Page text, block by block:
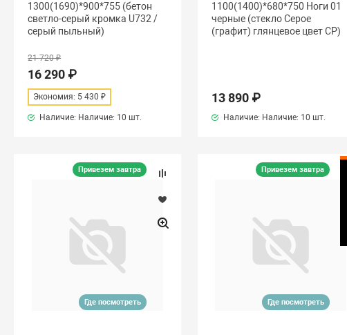
1300(1690)*900*755 (бетон
светло-серый кромка U732 /
серый пыльный)
21 720 ₽
16 290 ₽
Экономия: 5 430 ₽
Наличие: Наличие: 10 шт.
1100(1400)*680*750 Ноги 01
черные (стекло Серое
(графит) глянцевое цвет СР)
13 890 ₽
Наличие: Наличие: 10 шт.
Привезем завтра
Где посмотреть
Привезем завтра
Где посмотреть